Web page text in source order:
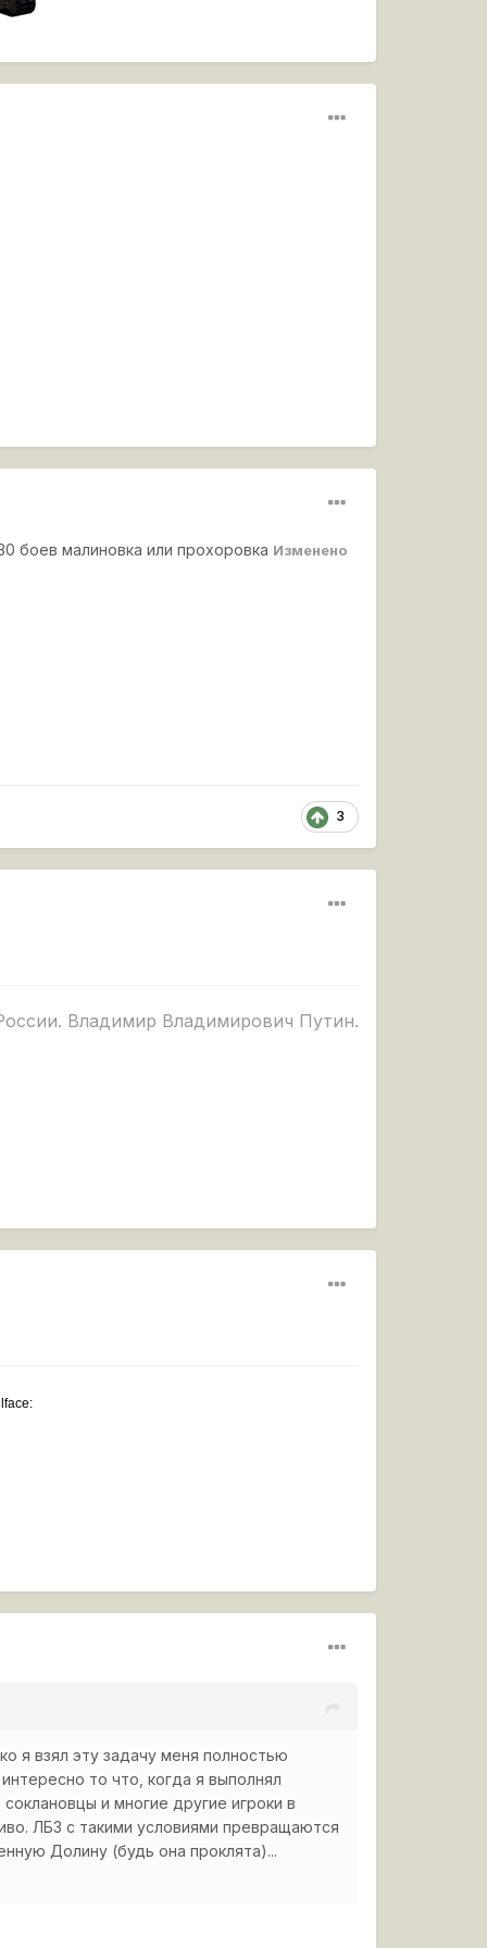
боев малиновка или прохоровка Изменено
3
Владимир Владимирович Путин.
я взял эту задачу меня полностью
то что, когда я выполнял
и многие другие игроки в
ЛБЗ с такими условиями превращаются
Долину (будь она проклята)...